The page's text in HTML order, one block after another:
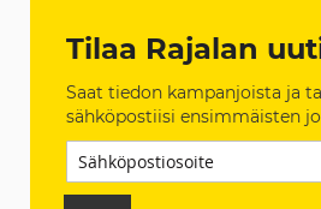
Tilaa Rajalan
Saat tiedon kampanjoista ja
sähköpostiisi ensimmäisten